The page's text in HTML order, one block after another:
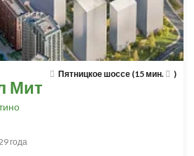
Пятницкое шоссе (15 мин. )
Мит
года